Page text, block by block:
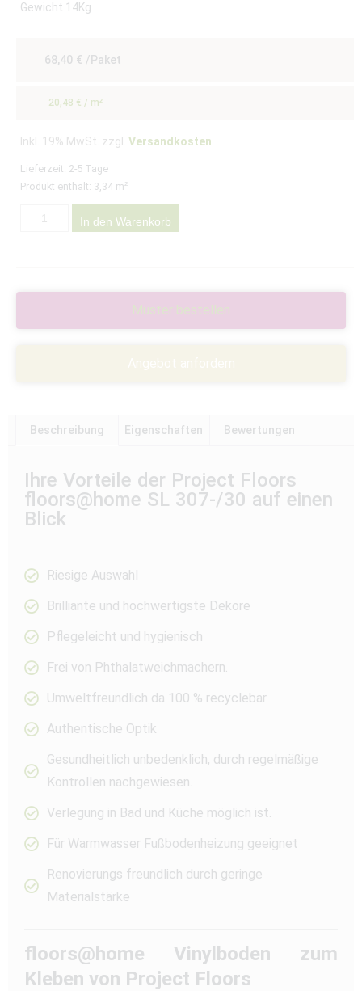
Gewicht 14Kg
68,40 € /Paket
20,48 € / m²
Inkl. 19% MwSt. zzgl. Versandkosten
Lieferzeit: 2-5 Tage
Produkt enthält: 3,34 m²
In den Warenkorb
Beschreibung Eigenschaften Bewertungen
Ihre Vorteile der Project Floors
floors@home SL 307-/30 auf einen
Blick
Riesige Auswahl
Brilliante und hochwertigste Dekore
Pflegeleicht und hygienisch
Frei von Phthalatweichmachern.
Umweltfreundlich da 100 % recyclebar
Authentische Optik
Gesundheitlich unbedenklich, durch regelmäßige
Kontrollen nachgewiesen.
Verlegung in Bad und Küche möglich ist.
Für Warmwasser Fußbodenheizung geeignet
Renovierungs freundlich durch geringe
Materialstärke
floors@home Vinylboden zum
Kleben von Project Floors